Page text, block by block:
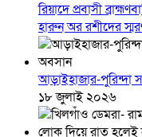
রিয়াদে প্রবাসী
হারুন অর রশীদের
আড়াইহাজার-পুরিন্দা
১৮ জুলাই ২০২৬